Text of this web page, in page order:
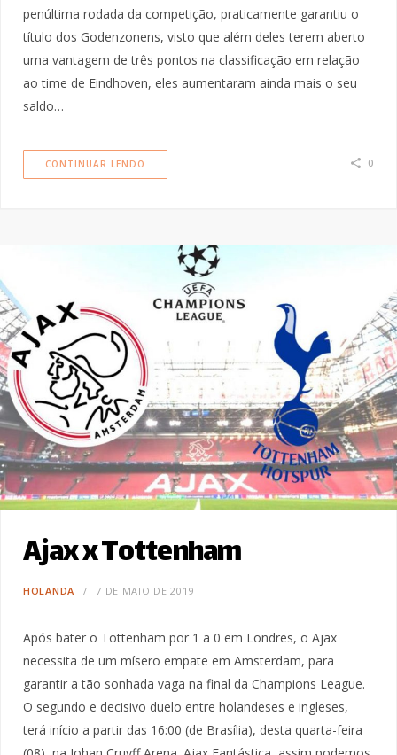
penúltima rodada da competição, praticamente garantiu o
título dos Godenzonens, visto que além deles terem aberto
uma vantagem de três pontos na classificação em relação
ao time de Eindhoven, eles aumentaram ainda mais o seu
saldo…
CONTINUAR LENDO 0
Ajax x Tottenham
HOLANDA 7 DE MAIO DE 2019
Após bater o Tottenham por 1 a 0 em Londres, o Ajax
necessita de um mísero empate em Amsterdam, para
garantir a tão sonhada vaga na final da Champions League.
O segundo e decisivo duelo entre holandeses e ingleses,
terá início a partir das 16:00 (de Brasília), desta quarta-feira